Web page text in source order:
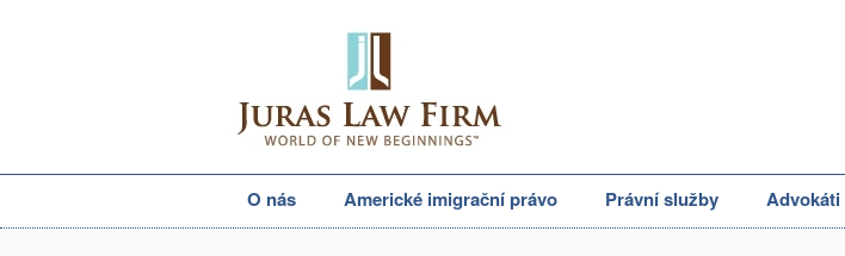
O nás Americké imigrační právo Právní služby Advokáti